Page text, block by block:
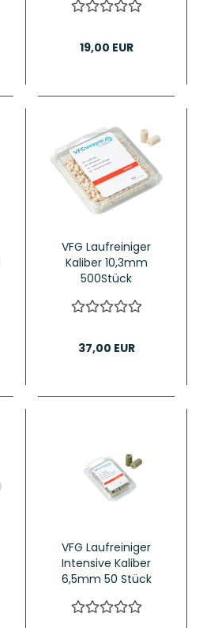
19,00 EUR
VFG Laufreiniger
Kaliber 10,3mm
500Stück
37,00 EUR
VFG Laufreiniger
Intensive Kaliber
6,5mm 50 Stück